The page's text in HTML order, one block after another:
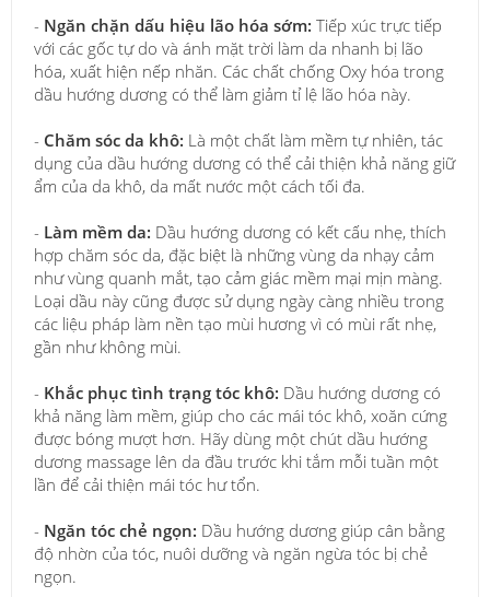
- Ngăn chặn dấu hiệu lão hóa sớm: Tiếp xúc trực tiếp
với các gốc tự do và ánh mặt trời làm da nhanh bị lão
hóa, xuất hiện nếp nhăn. Các chất chống Oxy hóa trong
dầu hướng dương có thể làm giảm tỉ lệ lão hóa này.
- Chăm sóc da khô: Là một chất làm mềm tự nhiên, tác
dụng của dầu hướng dương có thể cải thiện khả năng giữ
ẩm của da khô, da mất nước một cách tối đa.
- Làm mềm da: Dầu hướng dương có kết cấu nhẹ, thích
hợp chăm sóc da, đặc biệt là những vùng da nhạy cảm
như vùng quanh mắt, tạo cảm giác mềm mại mịn màng.
Loại dầu này cũng được sử dụng ngày càng nhiều trong
các liệu pháp làm nền tạo mùi hương vì có mùi rất nhẹ,
gần như không mùi.
- Khắc phục tình trạng tóc khô: Dầu hướng dương có
khả năng làm mềm, giúp cho các mái tóc khô, xoăn cứng
được bóng mượt hơn. Hãy dùng một chút dầu hướng
dương massage lên da đầu trước khi tắm mỗi tuần một
lần để cải thiện mái tóc hư tổn.
- Ngăn tóc chẻ ngọn: Dầu hướng dương giúp cân bằng
độ nhờn của tóc, nuôi dưỡng và ngăn ngừa tóc bị chẻ
ngọn.